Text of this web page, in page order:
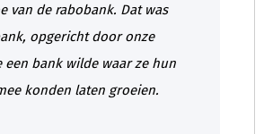
van de rabobank. Dat was
opgericht door onze
een bank wilde waar ze hun
konden laten groeien.